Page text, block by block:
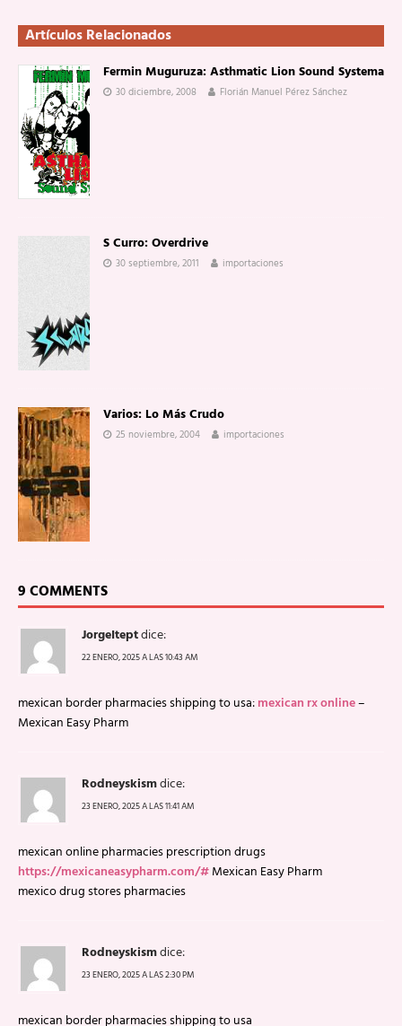
Artículos Relacionados
Fermin Muguruza: Asthmatic Lion Sound Systema
30 diciembre, 2008 Florián Manuel Pérez Sánchez
S Curro: Overdrive
30 septiembre, 2011 importaciones
Varios: Lo Más Crudo
25 noviembre, 2004 importaciones
9 COMMENTS
JorgeIteptdice:
22 ENERO, 2025 A LAS 10:43 AM
mexican border pharmacies shipping to usa:mexican rx online–
Mexican Easy Pharm
Rodneyskismdice:
23 ENERO, 2025 A LAS 11:41 AM
mexican online pharmacies prescription drugs
https://mexicaneasypharm.com/#Mexican Easy Pharm
mexico drug stores pharmacies
Rodneyskismdice:
23 ENERO, 2025 A LAS 2:30 PM
mexican border pharmacies shipping to usa